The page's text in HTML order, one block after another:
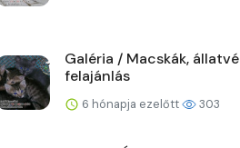
Galéria / Macskák,
felajánlás
6 hónapja ezelőtt 303